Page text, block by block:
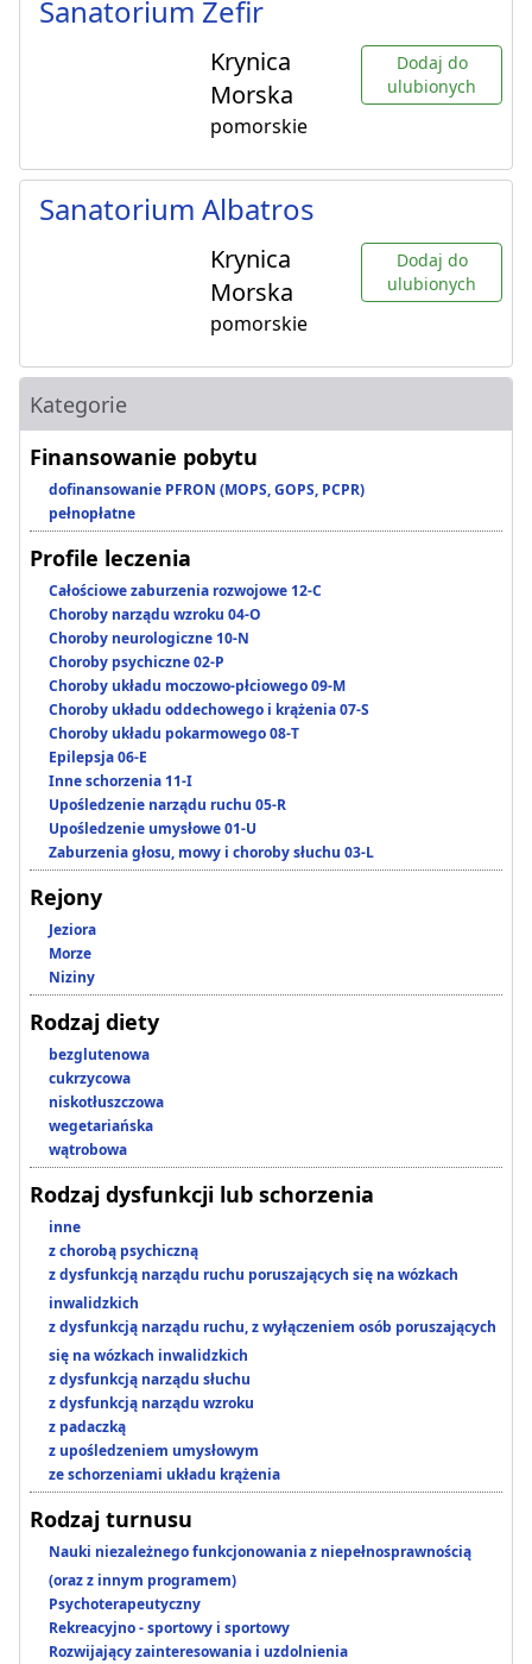
Sanatorium Zefir
Krynica
Morska
pomorskie
Dodaj do
ulubionych
Sanatorium Albatros
Krynica
Morska
pomorskie
Dodaj do
ulubionych
Kategorie
Finansowanie pobytu
dofinansowanie PFRON (MOPS, GOPS, PCPR)
pełnopłatne
Profile leczenia
Całościowe zaburzenia rozwojowe 12-C
Choroby narządu wzroku 04-O
Choroby neurologiczne 10-N
Choroby psychiczne 02-P
Choroby układu moczowo-płciowego 09-M
Choroby układu oddechowego i krążenia 07-S
Choroby układu pokarmowego 08-T
Epilepsja 06-E
Inne schorzenia 11-I
Upośledzenie narządu ruchu 05-R
Upośledzenie umysłowe 01-U
Zaburzenia głosu, mowy i choroby słuchu 03-L
Rejony
Jeziora
Morze
Niziny
Rodzaj diety
bezglutenowa
cukrzycowa
niskotłuszczowa
wegetariańska
wątrobowa
Rodzaj dysfunkcji lub schorzenia
inne
z chorobą psychiczną
z dysfunkcją narządu ruchu poruszających się na wózkach
inwalidzkich
z dysfunkcją narządu ruchu, z wyłączeniem osób poruszających
się na wózkach inwalidzkich
z dysfunkcją narządu słuchu
z dysfunkcją narządu wzroku
z padaczką
z upośledzeniem umysłowym
ze schorzeniami układu krążenia
Rodzaj turnusu
Nauki niezależnego funkcjonowania z niepełnosprawnością
(oraz z innym programem)
Psychoterapeutyczny
Rekreacyjno - sportowy i sportowy
Rozwijający zainteresowania i uzdolnienia